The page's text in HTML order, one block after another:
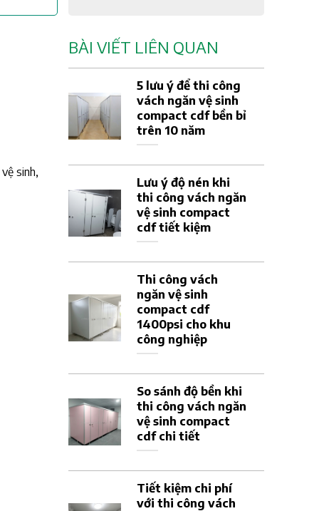
sinh,
BÀI VIẾT LIÊN QUAN
5 lưu ý để thi công
vách ngăn vệ sinh
compact cdf bền bỉ
trên 10 năm
Lưu ý độ nén khi
thi công vách ngăn
vệ sinh compact
cdf tiết kiệm
Thi công vách
ngăn vệ sinh
compact cdf
1400psi cho khu
công nghiệp
So sánh độ bền khi
thi công vách ngăn
vệ sinh compact
cdf chi tiết
Tiết kiệm chi phí
với thi công vách